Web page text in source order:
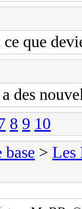
que
des
8 9 10
base > Les